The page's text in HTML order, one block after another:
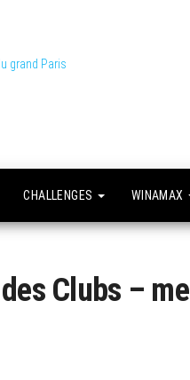
grand Paris
CHALLENGES WINAMAX
Clubs –